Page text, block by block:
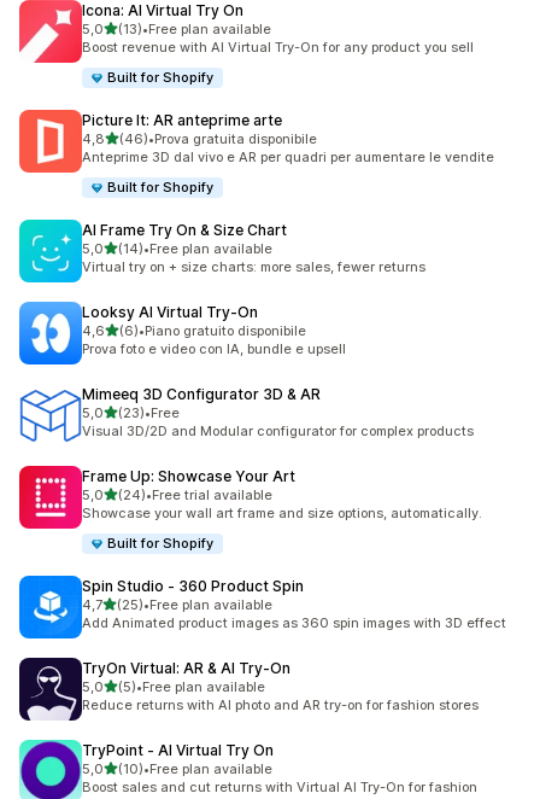
Icona: AI Virtual Try On
5,0stelle su 5
(13)
13 recensioni totali
•Free plan available
Boost revenue with AI Virtual Try-On for any product you sell
Built for Shopify
Picture It: AR anteprime arte
4,8stelle su 5
(46)
46 recensioni totali
•Prova gratuita disponibile
Anteprime 3D dal vivo e AR per quadri per aumentare le vendite
Built for Shopify
AI Frame Try On & Size Chart
5,0stelle su 5
(14)
14 recensioni totali
•Free plan available
Virtual try on + size charts: more sales, fewer returns
Looksy AI Virtual Try‑On
4,6stelle su 5
(6)
6 recensioni totali
•Piano gratuito disponibile
Prova foto e video con IA, bundle e upsell
Mimeeq 3D Configurator 3D & AR
5,0stelle su 5
(23)
23 recensioni totali
•Free
Visual 3D/2D and Modular configurator for complex products
Frame Up: Showcase Your Art
5,0stelle su 5
(24)
24 recensioni totali
•Free trial available
Showcase your wall art frame and size options, automatically.
Built for Shopify
Spin Studio ‑ 360 Product Spin
4,7stelle su 5
(25)
25 recensioni totali
•Free plan available
Add Animated product images as 360 spin images with 3D effect
TryOn Virtual: AR & AI Try‑On
5,0stelle su 5
(5)
5 recensioni totali
•Free plan available
Reduce returns with AI photo and AR try-on for fashion stores
TryPoint ‑ AI Virtual Try On
5,0stelle su 5
(10)
10 recensioni totali
•Free plan available
Boost sales and cut returns with Virtual AI Try-On for fashion